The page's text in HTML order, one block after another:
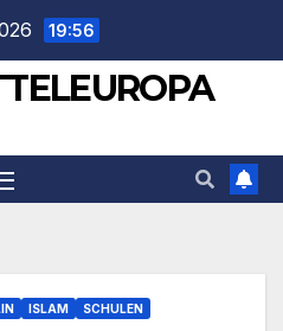
19:56
ISLAM SCHULEN